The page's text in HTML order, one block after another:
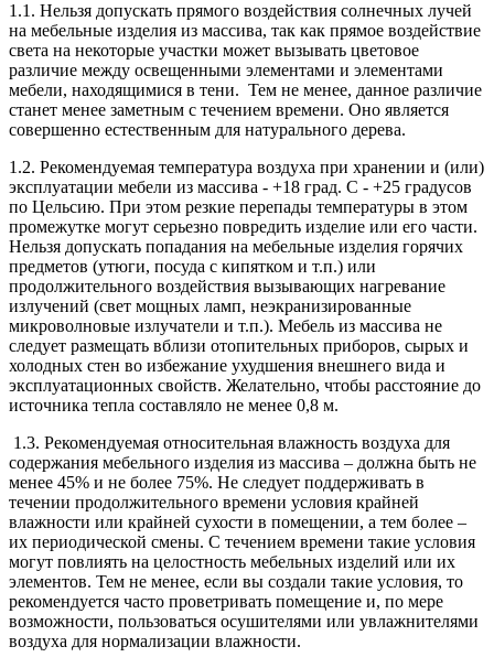
1.1. Нельзя допускать прямого воздействия солнечных лучей
на мебельные изделия из массива, так как прямое воздействие
света на некоторые участки может вызывать цветовое
различие между освещенными элементами и элементами
мебели, находящимися в тени. Тем не менее, данное различие
станет менее заметным с течением времени. Оно является
совершенно естественным для натурального дерева.
1.2. Рекомендуемая температура воздуха при хранении и (или)
эксплуатации мебели из массива - +18 град. С - +25 градусов
по Цельсию. При этом резкие перепады температуры в этом
промежутке могут серьезно повредить изделие или его части.
Нельзя допускать попадания на мебельные изделия горячих
предметов (утюги, посуда с кипятком и т.п.) или
продолжительного воздействия вызывающих нагревание
излучений (свет мощных ламп, неэкранизированные
микроволновые излучатели и т.п.). Мебель из массива не
следует размещать вблизи отопительных приборов, сырых и
холодных стен во избежание ухудшения внешнего вида и
эксплуатационных свойств. Желательно, чтобы расстояние до
источника тепла составляло не менее 0,8 м.
1.3. Рекомендуемая относительная влажность воздуха для
содержания мебельного изделия из массива – должна быть не
менее 45% и не более 75%. Не следует поддерживать в
течении продолжительного времени условия крайней
влажности или крайней сухости в помещении, а тем более –
их периодической смены. С течением времени такие условия
могут повлиять на целостность мебельных изделий или их
элементов. Тем не менее, если вы создали такие условия, то
рекомендуется часто проветривать помещение и, по мере
возможности, пользоваться осушителями или увлажнителями
воздуха для нормализации влажности.